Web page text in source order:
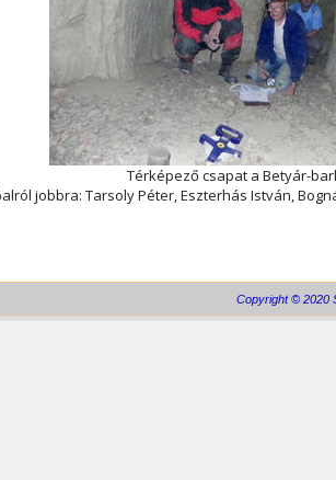
Copyright © 2020
Térképező csapat a Betyár-
jobbra: Tarsoly Péter, Eszterhás István,